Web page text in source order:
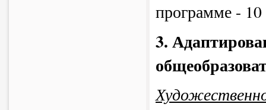
программе - 10
3.